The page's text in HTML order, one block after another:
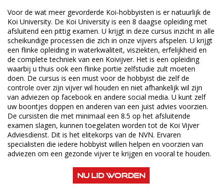
Voor de wat meer gevorderde Koi-hobbyisten is er natuurlijk de
Koi University. De Koi University is een 8 daagse opleiding met
afsluitend een pittig examen. U krijgt in deze cursus inzicht in alle
scheikundige processen die zich in onze vijvers afspelen. U krijgt
een flinke opleiding in waterkwaliteit, visziekten, erfelijkheid en
de complete techniek van een Koivijver. Het is een opleiding
waarbij u thuis ook een flinke portie zelfstudie zult moeten
doen. De cursus is een must voor de hobbyist die zelf de
controle over zijn vijver wil houden en niet afhankelijk wil zijn
van adviezen op facebook en andere social media. U kunt zelf
uw boontjes doppen en anderen van een juist advies voorzien.
De cursisten die met minimaal een 8.5 op het afsluitende
examen slagen, kunnen toegelaten worden tot de Koi Vijver
Adviesdienst. Dit is het elitekorps van de NVN. Ervaren
specialisten die iedere hobbyist willen helpen en voorzien van
adviezen om een gezonde vijver te krijgen en vooral te houden.
NU LID WORDEN